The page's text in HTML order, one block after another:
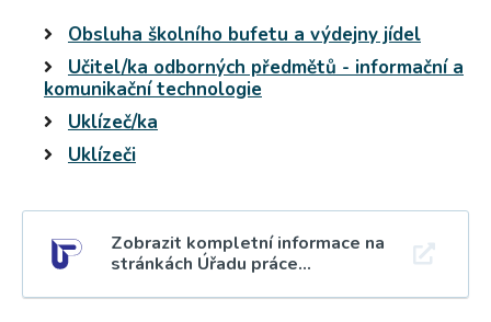
Obsluha školního bufetu a výdejny jídel
Učitel/ka odborných předmětů - informační a
komunikační technologie
Uklízeč/ka
Uklízeči
Zobrazit kompletní informace na
stránkách Úřadu práce...